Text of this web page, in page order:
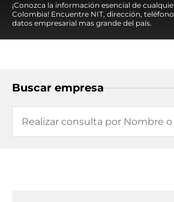
¡Conozca la información esencial de
Colombia! Encuentre NIT, dirección,
datos empresarial mas grande del país.
Buscar empresa